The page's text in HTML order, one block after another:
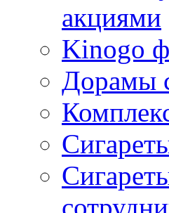
акциями
Kinogo
Дорамы